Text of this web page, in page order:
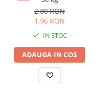
2,80 RON
1,96 RON
IN STOC
ADAUGA IN COS